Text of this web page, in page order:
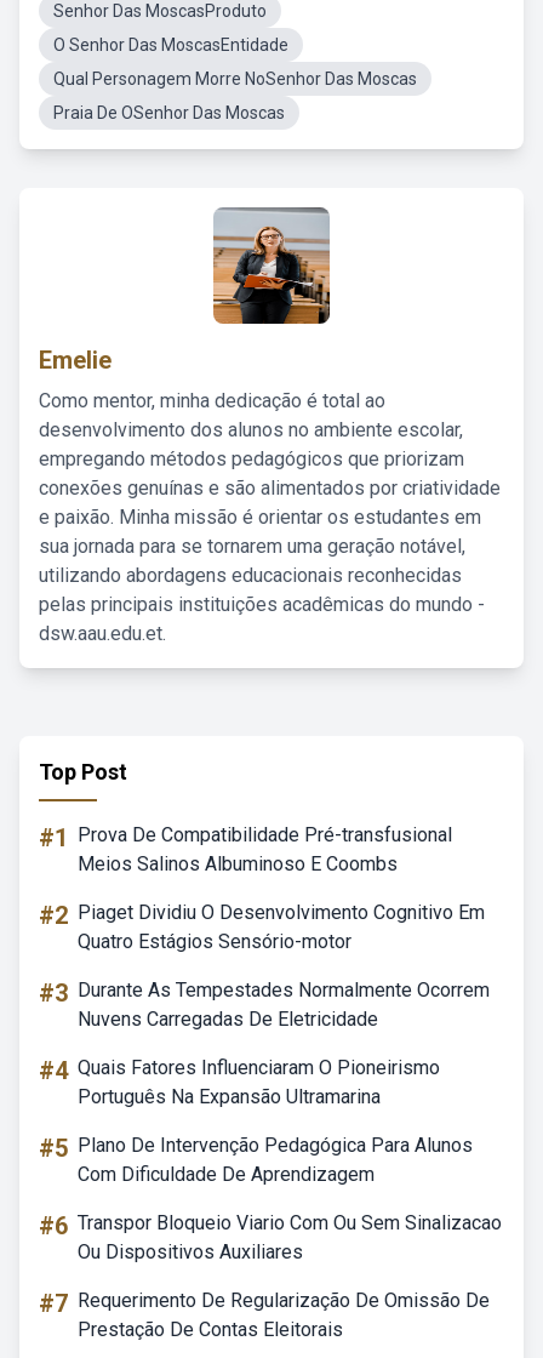
Senhor Das MoscasProduto
O Senhor Das MoscasEntidade
Qual Personagem Morre NoSenhor Das Moscas
Praia De OSenhor Das Moscas
Emelie
Como mentor, minha dedicação é total ao
desenvolvimento dos alunos no ambiente escolar,
empregando métodos pedagógicos que priorizam
conexões genuínas e são alimentados por criatividade
e paixão. Minha missão é orientar os estudantes em
sua jornada para se tornarem uma geração notável,
utilizando abordagens educacionais reconhecidas
pelas principais instituições acadêmicas do mundo -
dsw.aau.edu.et.
Top Post
#1
Prova De Compatibilidade Pré-transfusional
Meios Salinos Albuminoso E Coombs
#2 Piaget Dividiu O Desenvolvimento Cognitivo Em
Quatro Estágios Sensório-motor
#3 Durante As Tempestades Normalmente Ocorrem
Nuvens Carregadas De Eletricidade
#4 Quais Fatores Influenciaram O Pioneirismo
Português Na Expansão Ultramarina
#5 Plano De Intervenção Pedagógica Para Alunos
Com Dificuldade De Aprendizagem
#6 Transpor Bloqueio Viario Com Ou Sem Sinalizacao
Ou Dispositivos Auxiliares
#7 Requerimento De Regularização De Omissão De
Prestação De Contas Eleitorais